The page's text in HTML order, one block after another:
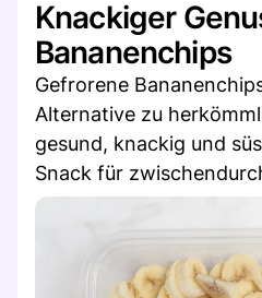
Knackiger
Bananenchips
Gefrorene
Alternative zu
gesund, knackig und
Snack für